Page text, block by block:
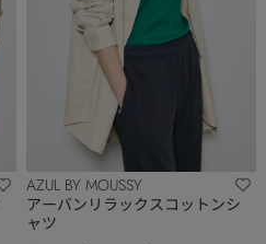
AZUL BY MOUSSY
アーバンリラックスコットンシ
ャツ